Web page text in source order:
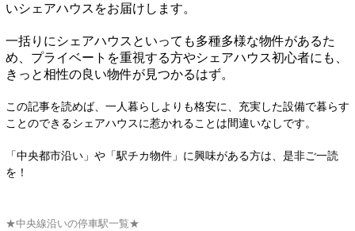
いシェアハウスをお届けします。
一括りにシェアハウスといっても多種多様な物件があるた
め、プライベートを重視する方やシェアハウス初心者にも、
きっと相性の良い物件が見つかるはず。
この記事を読めば、一人暮らしよりも格安に、充実した設備で暮らす
ことのできるシェアハウスに惹かれることは間違いなしです。
「中央都市沿い」や「駅チカ物件」に興味がある方は、是非ご一読
を！
★中央線沿いの停車駅一覧★